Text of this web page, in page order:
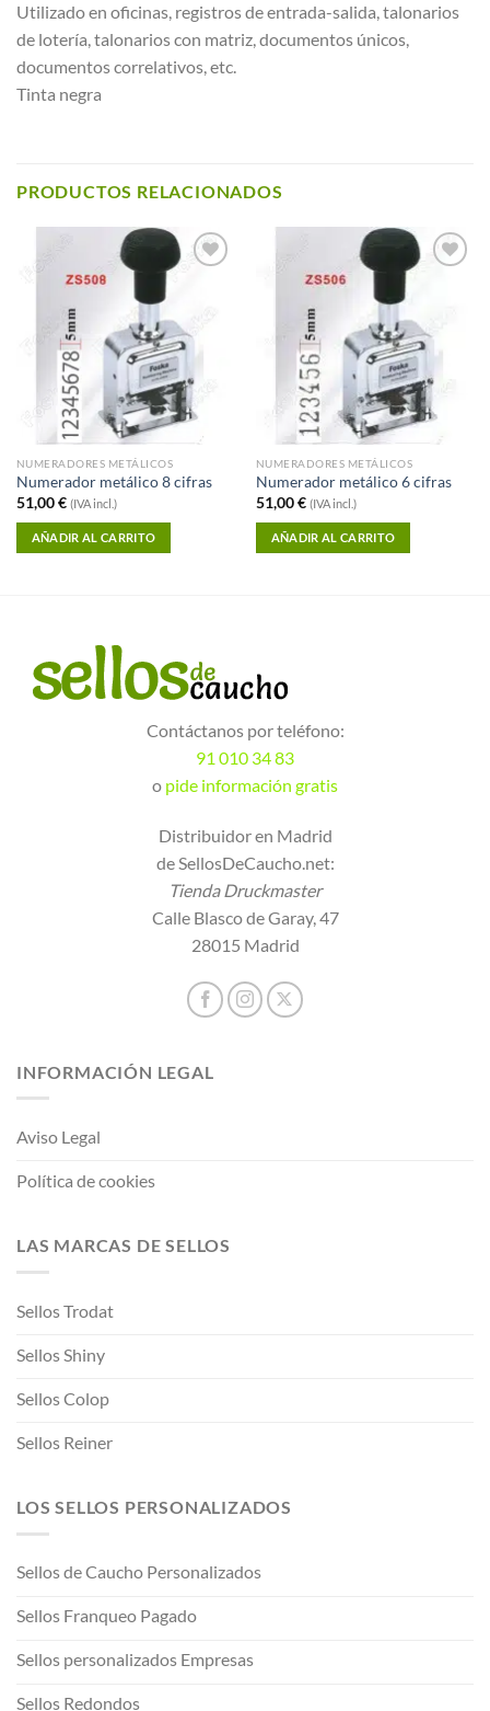
Utilizado en oficinas, registros de entrada-salida, talonarios
de lotería, talonarios con matriz, documentos únicos,
documentos correlativos, etc.
Tinta negra
PRODUCTOS RELACIONADOS
NUMERADORES METÁLICOS
Numerador metálico 8 cifras
51,00€ (IVA incl.)
AÑADIR AL CARRITO
NUMERADORES METÁLICOS
Numerador metálico 6 cifras
51,00€ (IVA incl.)
AÑADIR AL CARRITO
Contáctanos por teléfono:
91 010 34 83
o pide información gratis
Distribuidor en Madrid
de SellosDeCaucho.net:
Tienda Druckmaster
Calle Blasco de Garay, 47
28015 Madrid
INFORMACIÓN LEGAL
Aviso Legal
Política de cookies
LAS MARCAS DE SELLOS
Sellos Trodat
Sellos Shiny
Sellos Colop
Sellos Reiner
LOS SELLOS PERSONALIZADOS
Sellos de Caucho Personalizados
Sellos Franqueo Pagado
Sellos personalizados Empresas
Sellos Redondos